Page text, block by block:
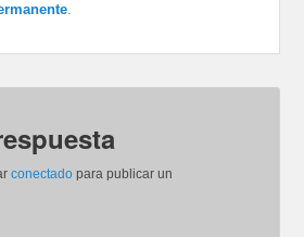
.
conectado para publicar un